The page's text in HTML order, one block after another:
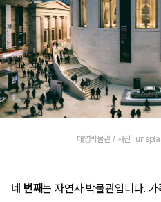
대영박물관 / 사진
네 번째는 자연사 박물관입니다.